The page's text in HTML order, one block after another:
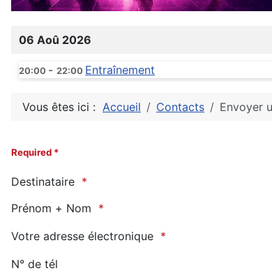
06 Aoû 2026
20:00 - 22:00 Entraînement
Vous êtes ici : Accueil Contacts Envoyer
Required *
Destinataire
Prénom + Nom
Votre adresse électronique
N° de tél